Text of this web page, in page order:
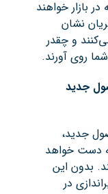
بازار خواهند
نشان
و چقدر
روی آورند.
جدید
جدید،
دست خواهد
بدون این
در